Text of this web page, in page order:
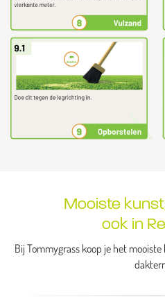
Mooiste
ook in
Bij Tommygrass koop je het